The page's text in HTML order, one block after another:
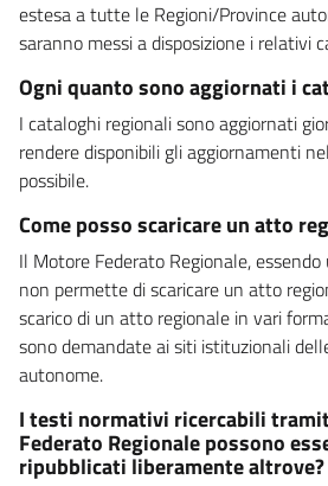
estesa a tutte le Regioni/Province
saranno messi a disposizione i relativi
Ogni quanto sono aggiornati i
I cataloghi regionali sono aggiornati
rendere disponibili gli aggiornamenti
possibile.
Come posso scaricare un atto
Il Motore Federato Regionale,
non permette di scaricare un atto
scarico di un atto regionale in vari
sono demandate ai siti istituzionali
autonome.
I testi normativi ricercabili
Federato Regionale possono
ripubblicati liberamente altrove?